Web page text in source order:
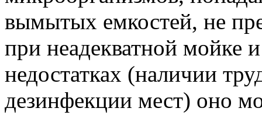
вымытых емкостей, не
при неадекватной мойке
недостатках (наличии
дезинфекции мест) оно